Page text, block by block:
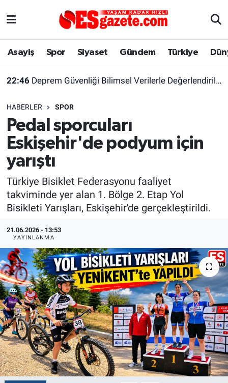
Asayiş Spor Siyaset Gündem Türkiye
22:46 Deprem Güvenliği Bilimsel Verilerle Değerlendirilmeli
HABERLER SPOR
Pedal sporcuları
Eskişehir'de podyum için
yarıştı
Türkiye Bisiklet Federasyonu faaliyet
takviminde yer alan 1. Bölge 2. Etap Yol
Bisikleti Yarışları, Eskişehir'de gerçekleştirildi.
21.06.2026 - 13:53
YAYINLANMA
Asayiş
Gündem
Türkiye
Dünya
Sağlık
Yaşam
Eskişehirspor Arşivi
Eskişehir Arşivi
Röportaj
Ekonomi
Politika
Bilecik
Kütahya
Gezi
Genel
Çevre
Eskişehir Nöbetçi Eczaneler
Süper Lig Puan Durumu ve Fikstür
Tüm Manşetler
Son Dakika Haberleri
Haber Arşivi